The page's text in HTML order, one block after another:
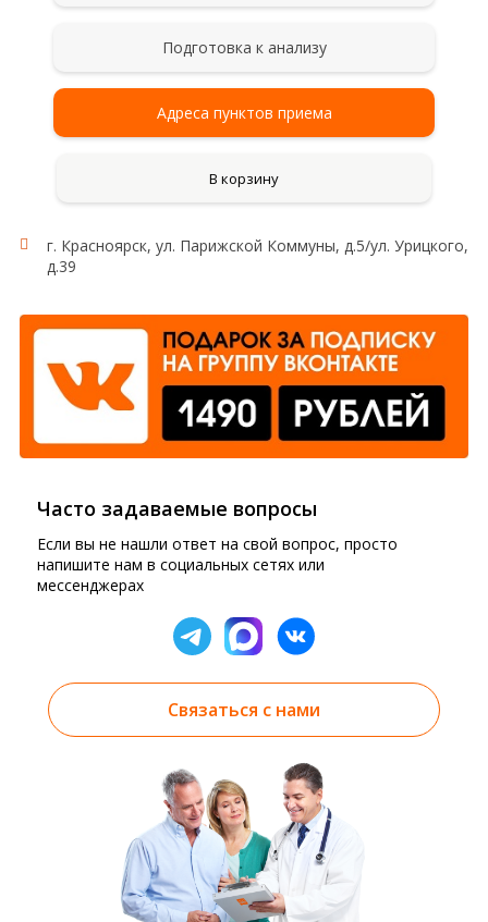
Подготовка к анализу
Адреса пунктов приема
В корзину
г. Красноярск, ул. Парижской Коммуны, д.5/ул. Урицкого,
д.39
Часто задаваемые вопросы
Если вы не нашли ответ на свой вопрос, просто
напишите нам в социальных сетях или
мессенджерах
Связаться с нами